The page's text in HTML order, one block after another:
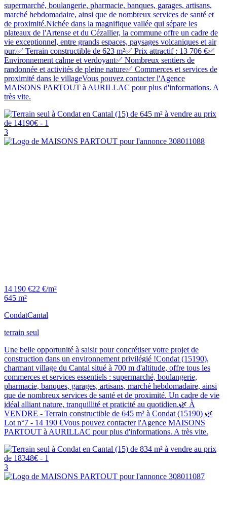
supermarché, boulangerie, pharmacie, banques, garages, artisans,
marché hebdomadaire, ainsi que de nombreux services de santé et
de proximité.Nichée dans la magnifique vallée qui sépare les
plateaux de l'Artense et du Cézallier, la commune offre un cadre de
vie exceptionnel, entre grands espaces, paysages volcaniques et air
pur.✅ Terrain constructible de 623 m²✅ Prix attractif : 13 706 €✅
Environnement calme et verdoyant✅ Nombreux sentiers de
randonnée et activités de pleine nature✅ Commerces et services de
proximité dans le villageVous pouvez contacter l'Agence
MAISONS PARTOUT à AURILLAC pour plus d'informations. A
très vite.
3
14 190 €22 €/m²
645 m²
CondatCantal
terrain seul
Une belle opportunité à saisir pour concrétiser votre projet de
construction dans un environnement privilégié !Condat (15190),
charmant village du Cantal situé à 700 m d'altitude, offre tous les
commerces et services essentiels : supermarché, boulangerie,
pharmacie, banques, garages, artisans, marché hebdomadaire, ainsi
que de nombreux services de santé et de proximité. Un cadre de vie
idéal alliant nature, tranquillité et praticité au quotidien.🌿 À
VENDRE - Terrain constructible de 645 m² à Condat (15190) 🌿
Lot n°7 - 14 190 €Vous pouvez contacter l'Agence MAISONS
PARTOUT à AURILLAC pour plus d'informations. A très vite.
3